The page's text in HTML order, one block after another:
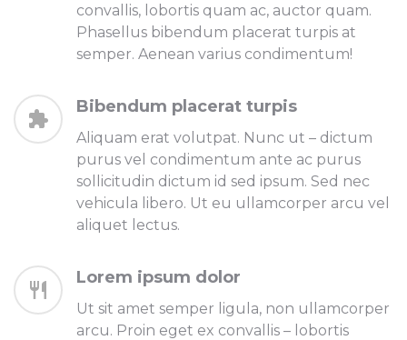
convallis, lobortis quam ac, auctor quam.
Phasellus bibendum placerat turpis at
semper. Aenean varius condimentum!
Bibendum placerat turpis
Aliquam erat volutpat. Nunc ut – dictum
purus vel condimentum ante ac purus
sollicitudin dictum id sed ipsum. Sed nec
vehicula libero. Ut eu ullamcorper arcu vel
aliquet lectus.
Lorem ipsum dolor
Ut sit amet semper ligula, non ullamcorper
arcu. Proin eget ex convallis – lobortis